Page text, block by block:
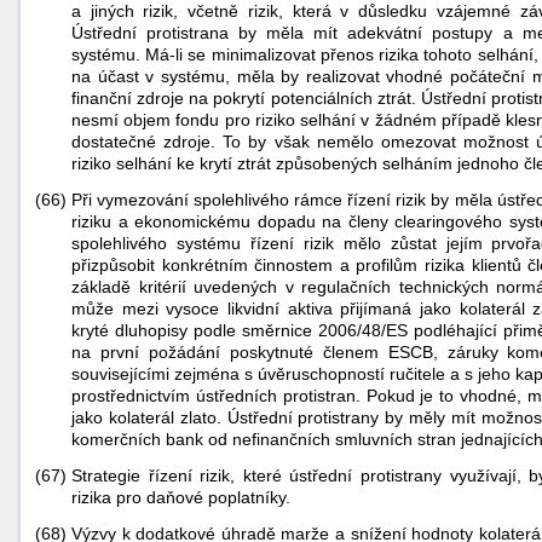
a jiných rizik, včetně rizik, která v důsledku vzájemné
Ústřední protistrana by měla mít adekvátní postupy a
systému. Má-li se minimalizovat přenos rizika tohoto
na účast v systému, měla by realizovat vhodné
finanční zdroje na pokrytí potenciálních ztrát. Ústřední
nesmí objem fondu pro riziko selhání v žádném případě
dostatečné zdroje. To by však nemělo omezovat
riziko selhání ke krytí ztrát způsobených selháním jednoho
(66) Při vymezování spolehlivého rámce řízení rizik by měla
riziku a ekonomickému dopadu na členy clearingového
spolehlivého systému řízení rizik mělo zůstat jejím
přizpůsobit konkrétním činnostem a profilům rizika klientů
základě kritérií uvedených v regulačních technických
může mezi vysoce likvidní aktiva přijímaná jako kolaterál
kryté dluhopisy podle směrnice 2006/48/ES podléhající
na první požádání poskytnuté členem ESCB, záruky
souvisejícími zejména s úvěruschopností ručitele a s jeho
prostřednictvím ústředních protistran. Pokud je to vhodné,
jako kolaterál zlato. Ústřední protistrany by měly mít
komerčních bank od nefinančních smluvních stran
(67) Strategie řízení rizik, které ústřední protistrany využívají,
rizika pro daňové poplatníky.
(68) Výzvy k dodatkové úhradě marže a snížení hodnoty